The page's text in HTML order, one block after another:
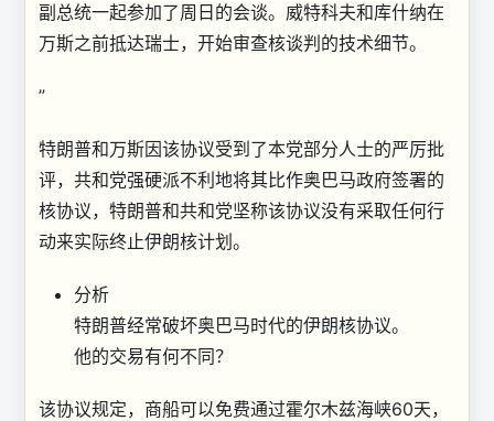
副总统一起参加了周日的会谈。威特科夫和库什纳在
万斯之前抵达瑞士，开始审查核谈判的技术细节。
”
特朗普和万斯因该协议受到了本党部分人士的严厉批
评，共和党强硬派不利地将其比作奥巴马政府签署的
核协议，特朗普和共和党坚称该协议没有采取任何行
动来实际终止伊朗核计划。
分析
特朗普经常破坏奥巴马时代的伊朗核协议。
他的交易有何不同？
该协议规定，商船可以免费通过霍尔木兹海峡60天，